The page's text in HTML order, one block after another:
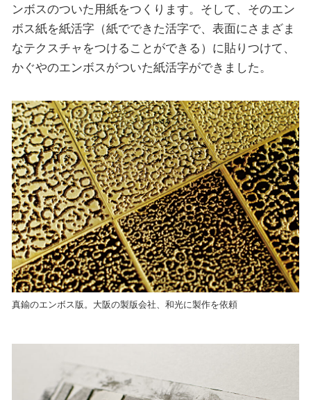
ンボスのついた用紙をつくります。そして、そのエン
ボス紙を紙活字（紙でできた活字で、表面にさまざま
なテクスチャをつけることができる）に貼りつけて、
かぐやのエンボスがついた紙活字ができました。
真鍮のエンボス版。大阪の製版会社、和光に製作を依頼